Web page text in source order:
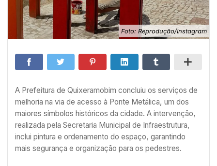
Foto: Reprodução/Instagram
A Prefeitura de Quixeramobim concluiu os serviços de
melhoria na via de acesso à Ponte Metálica, um dos
maiores símbolos históricos da cidade. A intervenção,
realizada pela Secretaria Municipal de Infraestrutura,
inclui pintura e ordenamento do espaço, garantindo
mais segurança e organização para os pedestres.